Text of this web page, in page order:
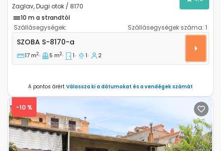
Zaglav, Dugi otok / 8170
10 m a strandtól
Szállásegységek:
Szállásegységek száma: 1
Szoba Zaglav, Dugi otok S-8170-a
SZOBA S-8170-a
17 m2 5 m2 1 1 2
A pontos árért Válassza ki a dátumokat és a vendégek számát
-10 %